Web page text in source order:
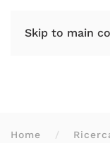
Skip to main
Home